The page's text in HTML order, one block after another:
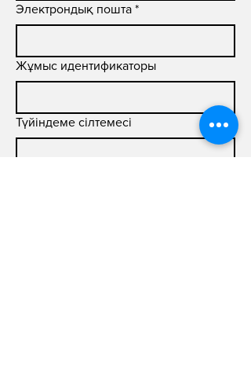
Электрондық пошта *
Жұмыс идентификаторы
Түйіндеме сілтемесі